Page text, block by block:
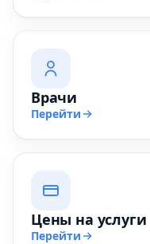
Врачи
Перейти
Цены на услуги
Перейти